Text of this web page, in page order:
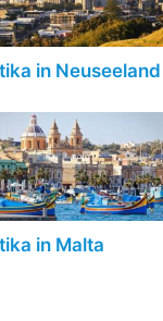
in Neuseeland
in Malta